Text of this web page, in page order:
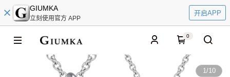
GIUMKA
立刻使用官方 APP
开启APP
0
1/10